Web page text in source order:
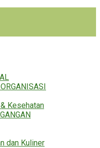
Kesehatan
dan Kuliner